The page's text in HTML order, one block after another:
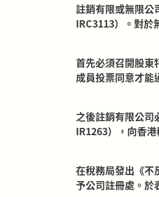
註銷有限或無限公
IRC3113）。對於
首先必須召開股東
成員投票同意才能
之後註銷有限公司
IR1263），向香
在稅務局發出《不
予公司註冊處。於